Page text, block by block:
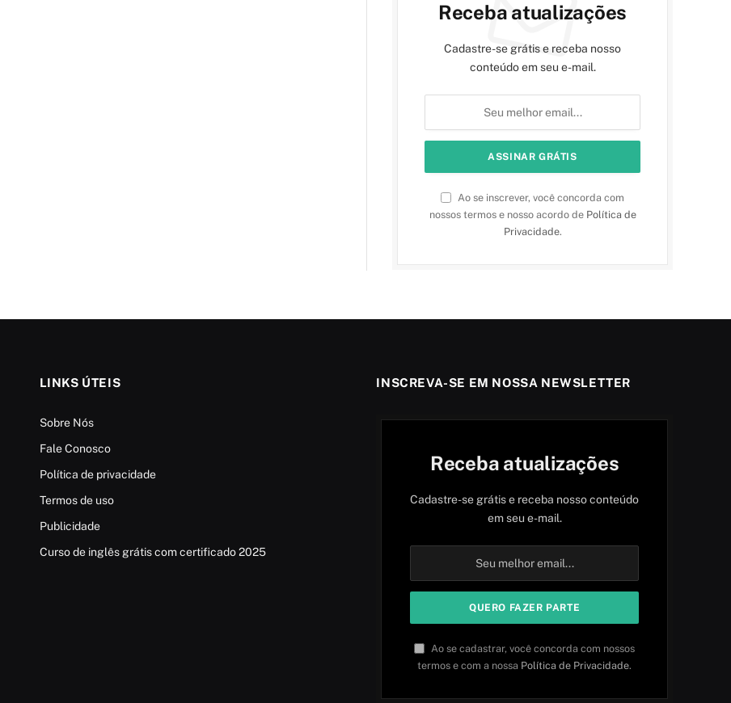
Receba atualizações
Cadastre-se grátis e receba nosso
conteúdo em seu e-mail.
Ao se inscrever, você concorda com
nossos termos e nosso acordo de Política de
Privacidade.
LINKS ÚTEIS
Sobre Nós
Fale Conosco
Política de privacidade
Termos de uso
Publicidade
Curso de inglês grátis com certificado 2025
INSCREVA-SE EM NOSSA NEWSLETTER
Receba atualizações
Cadastre-se grátis e receba nosso conteúdo
em seu e-mail.
Ao se cadastrar, você concorda com nossos
termos e com a nossa Política de Privacidade.